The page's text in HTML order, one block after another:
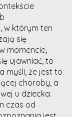
w którym ten
się
momencie,
ujawniać, to
myśli, że jest to
choroby, a
u dziecka.
czas od